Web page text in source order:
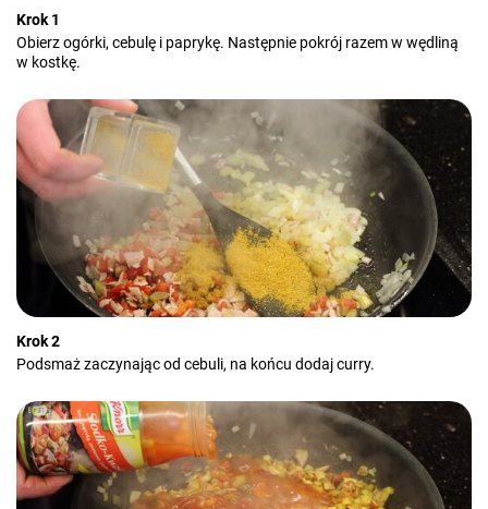
Krok 1
Obierz ogórki, cebulę i paprykę. Następnie pokrój razem w wędliną
w kostkę.
Krok 2
Podsmaż zaczynając od cebuli, na końcu dodaj curry.